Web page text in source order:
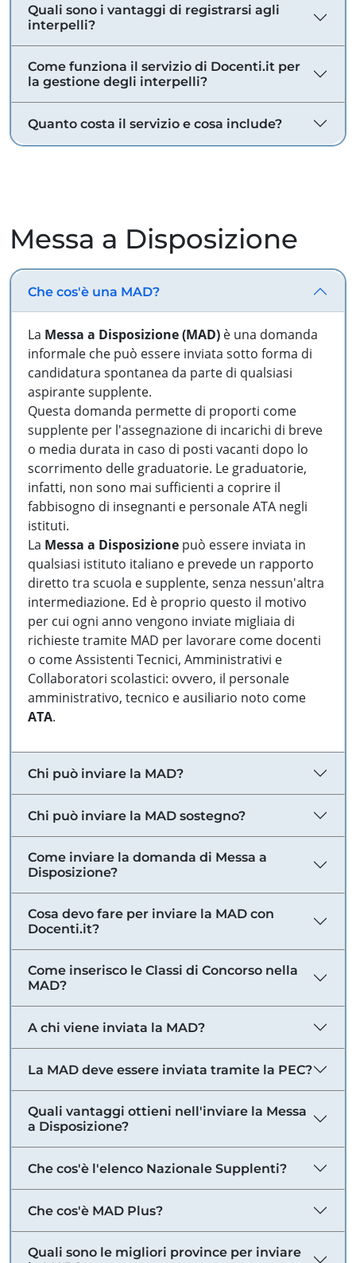
Quali sono i vantaggi di registrarsi agli
interpelli?
Come funziona il servizio di Docenti.it per
la gestione degli interpelli?
Quanto costa il servizio e cosa include?
Messa a Disposizione
Che cos'è una MAD?
La Messa a Disposizione (MAD) è una domanda
informale che può essere inviata sotto forma di
candidatura spontanea da parte di qualsiasi
aspirante supplente.
Questa domanda permette di proporti come
supplente per l'assegnazione di incarichi di breve
o media durata in caso di posti vacanti dopo lo
scorrimento delle graduatorie. Le graduatorie,
infatti, non sono mai sufficienti a coprire il
fabbisogno di insegnanti e personale ATA negli
istituti.
La Messa a Disposizione può essere inviata in
qualsiasi istituto italiano e prevede un rapporto
diretto tra scuola e supplente, senza nessun'altra
intermediazione. Ed è proprio questo il motivo
per cui ogni anno vengono inviate migliaia di
richieste tramite MAD per lavorare come docenti
o come Assistenti Tecnici, Amministrativi e
Collaboratori scolastici: ovvero, il personale
amministrativo, tecnico e ausiliario noto come
ATA.
Chi può inviare la MAD?
Chi può inviare la MAD sostegno?
Come inviare la domanda di Messa a
Disposizione?
Cosa devo fare per inviare la MAD con
Docenti.it?
Come inserisco le Classi di Concorso nella
MAD?
A chi viene inviata la MAD?
La MAD deve essere inviata tramite la PEC?
Quali vantaggi ottieni nell'inviare la Messa
a Disposizione?
Che cos'è l'elenco Nazionale Supplenti?
Che cos'è MAD Plus?
Quali sono le migliori province per inviare